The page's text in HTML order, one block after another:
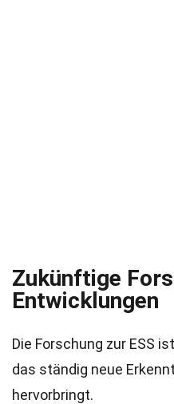
Zukünftige
Entwicklungen
Die Forschung zur ESS
das ständig neue
hervorbringt.